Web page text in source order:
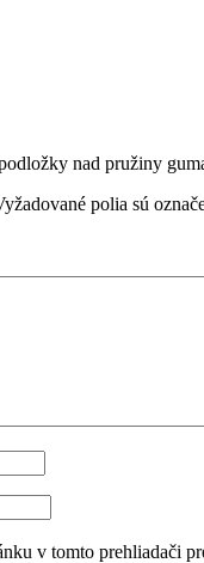
nad pružiny
polia sú
v tomto prehliadači